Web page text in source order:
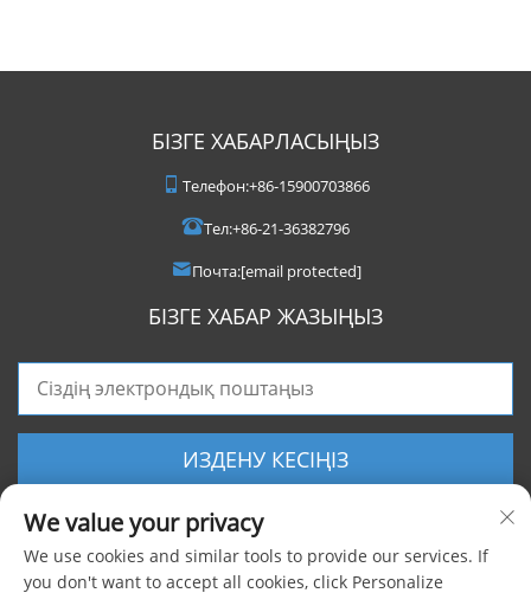
БІЗГЕ ХАБАРЛАСЫҢЫЗ
Телефон:+86-15900703866
Тел:+86-21-36382796
Почта:[email protected]
БІЗГЕ ХАБАР ЖАЗЫҢЫЗ
ИЗДЕНУ КЕСІҢІЗ
We value your privacy
We use cookies and similar tools to provide our services. If
you don't want to accept all cookies, click Personalize